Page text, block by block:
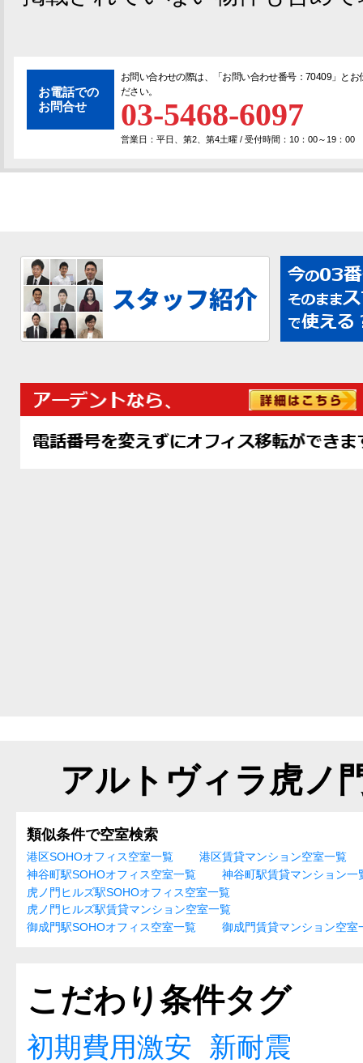
お電話での
お問合せ
お問い合わせの際は、「 お問い合わせ番号：70409」とお
ださい。
03-5468-6097
営業日：平日、第2、第4土曜 / 受付時間：10：00～19：00
アルトヴィラ虎ノ
類似条件で空室検索
港区SOHOオフィス空室一覧
港区賃貸マンション空室一覧
神谷町駅SOHOオフィス空室一覧
神谷町駅賃貸マンション一
虎ノ門ヒルズ駅SOHOオフィス空室一覧
虎ノ門ヒルズ駅賃貸マンション空室一覧
御成門駅SOHOオフィス空室一覧
御成門賃貸マンション空室
こだわり条件タグ
初期費用激安 新耐震